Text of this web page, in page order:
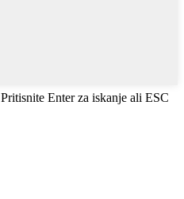
Pritisnite Enter za iskanje ali ESC